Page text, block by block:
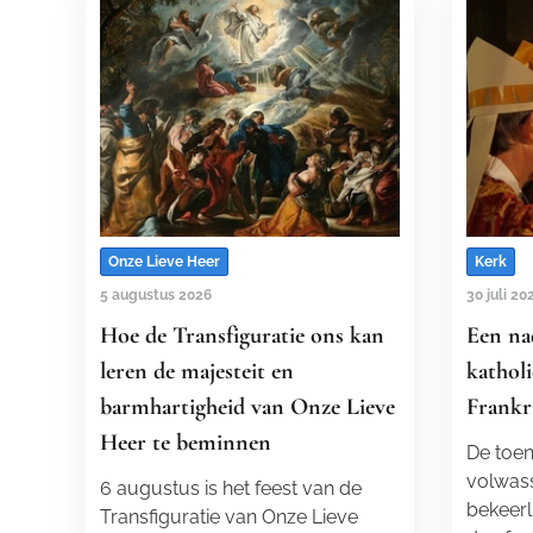
Onze Lieve Heer
5 augustus 2026
Hoe de Transfiguratie ons kan
leren de majesteit en
barmhartigheid van Onze Lieve
Heer te beminnen
6 augustus is het feest van de
Transfiguratie van Onze Lieve
Kerk
30 juli
Een
De